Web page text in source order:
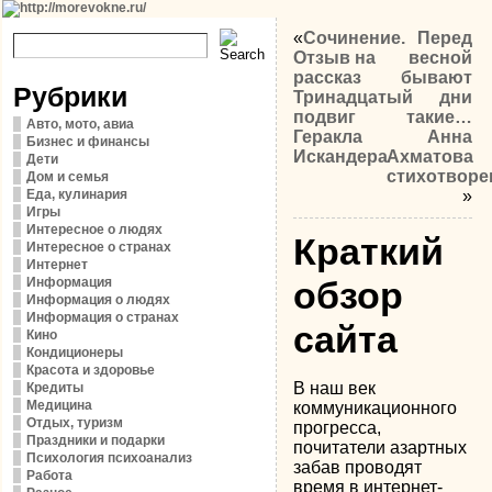
Рубрики
Авто, мото, авиа
Бизнес и финансы
Дети
Дом и семья
Еда, кулинария
Игры
Интересное о людях
Интересное о странах
Интернет
Информация
Информация о людях
Информация о странах
Кино
Кондиционеры
Красота и здоровье
Кредиты
Медицина
Отдых, туризм
Праздники и подарки
Психология психоанализ
Работа
«Сочинение.
Отзыв на
рассказ
Тринадцатый
подвиг
Геракла
Искандера
Перед
весной
бывают
дни
такие…
Анна
Ахматова
»
Краткий
обзор
сайта
В наш век
коммуникационного
прогресса,
почитатели азартных
забав проводят
время в интернет-